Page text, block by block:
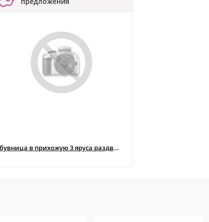
Обувница в прихожую 3 яруса раздвижная "черная" металлическая